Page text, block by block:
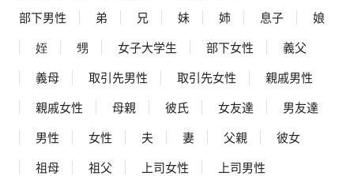
ンセンススティック
ンセンススティック
（880円）
（GRAPE
お酒
お酒を同梱してお届けいたします。
部下男性 弟 兄 妹 姉 息子
娘
姪
甥 女子大学生 部下女性
義父
義母
取引先男性 取引先女性
親戚男性
親戚女性
母親 彼氏 女友達
男友達
男性
女性 夫 妻 父親
彼女
祖母
祖父 上司女性
上司男性